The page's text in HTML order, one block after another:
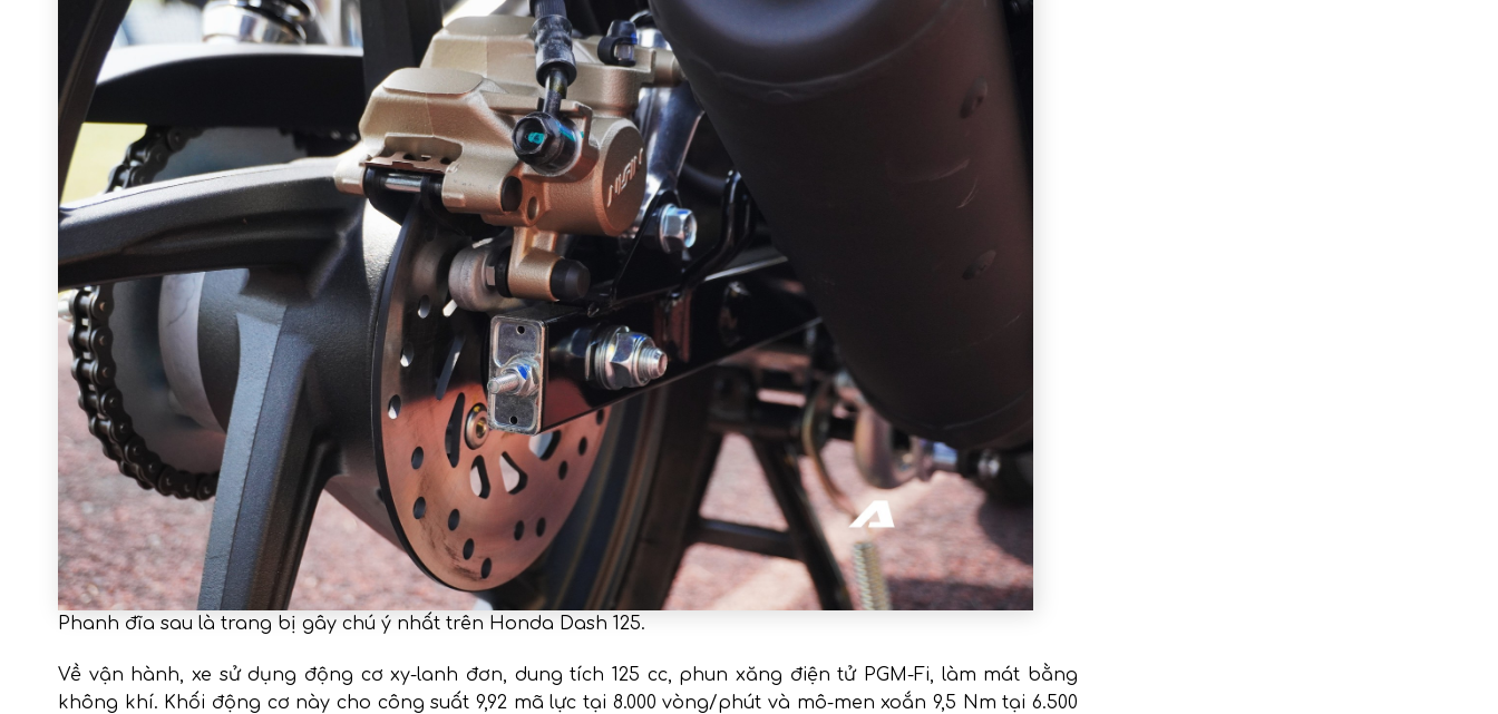
Phanh đĩa sau là trang bị gây chú ý nhất trên Honda Dash 125.
Về vận hành, xe sử dụng động cơ xy-lanh đơn, dung tích 125 cc, phun xăng điện tử PGM-Fi, làm mát bằng
không khí. Khối động cơ này cho công suất 9,92 mã lực tại 8.000 vòng/phút và mô-men xoắn 9,5 Nm tại 6.500